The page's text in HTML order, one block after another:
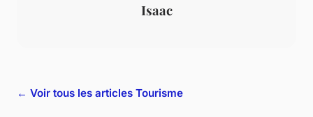
Isaac
← Voir tous les articles Tourisme